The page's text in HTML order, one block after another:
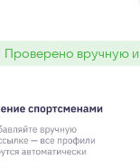
:Проверено вручную